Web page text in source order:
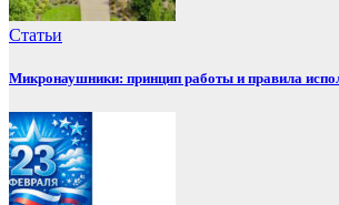
Статьи
Микронаушники: принцип работы и правила